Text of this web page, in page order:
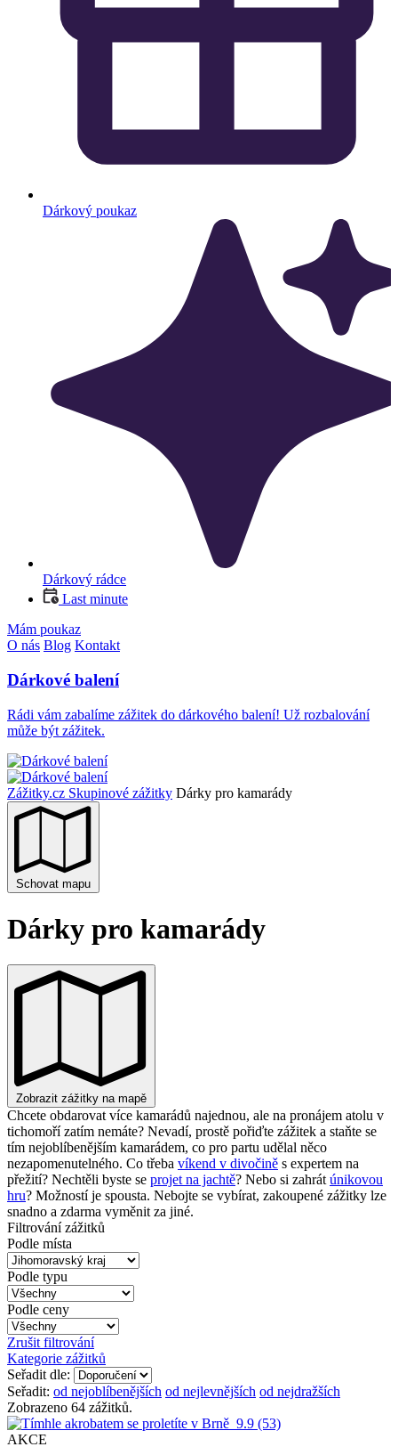
Dárkový poukaz
Dárkový rádce
Last minute
Mám poukaz
O nás Blog Kontakt
Dárkové balení
Rádi vám zabalíme zážitek do dárkového balení! Už rozbalování
může být zážitek.
Zážitky.cz Skupinové zážitky Dárky pro kamarády
Schovat mapu
Dárky pro kamarády
Zobrazit zážitky na mapě
Chcete obdarovat více kamarádů najednou, ale na pronájem atolu v
tichomoří zatím nemáte? Nevadí, prostě pořiďte zážitek a staňte se
tím nejoblíbenějším kamarádem, co pro partu udělal něco
nezapomenutelného. Co třeba víkend v divočině s expertem na
přežití? Nechtěli byste se projet na jachtě? Nebo si zahrát únikovou
hru? Možností je spousta. Nebojte se vybírat, zakoupené zážitky lze
snadno a zdarma vyměnit za jiné.
Filtrování zážitků
Podle místa
Podle typu
Podle ceny
Zrušit filtrování
Kategorie zážitků
Seřadit dle:
Seřadit: od nejoblíbenějších od nejlevnějších od nejdražších
Zobrazeno 64 zážitků.
9.9 (53)
AKCE